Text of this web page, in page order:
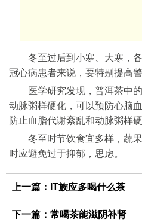
冬至过后到小寒、大寒，
冠心病患者来说，要特别提高
医学研究发现，普洱茶中
动脉粥样硬化，可以预防心脑
防止血脂代谢紊乱和动脉粥样
冬至时节饮食宜多样，蔬
时应避免过于抑郁，思虑。
上一篇： IT族应多喝什么茶
下一篇： 常喝茶能滋阴补肾